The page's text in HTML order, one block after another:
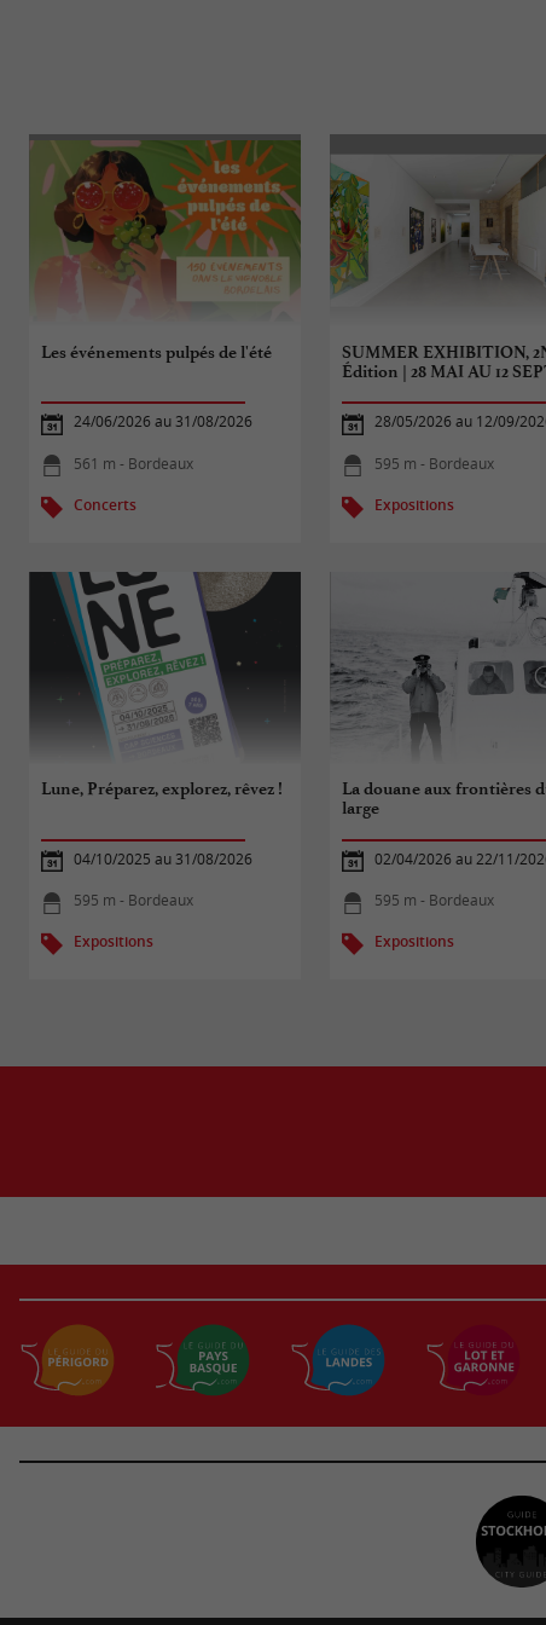
Les événements pulpés de l'été
24/06/2026 au 31/08/2026
561 m - Bordeaux
Concerts
SUMMER EXHIBITION,
Édition | 28 MAI AU 12
28/05/2026 au 12/09/
595 m - Bordeaux
Expositions
Lune, Préparez, explorez, rêvez !
04/10/2025 au 31/08/2026
595 m - Bordeaux
Expositions
La douane aux frontières
large
02/04/2026 au 22/11/
595 m - Bordeaux
Expositions